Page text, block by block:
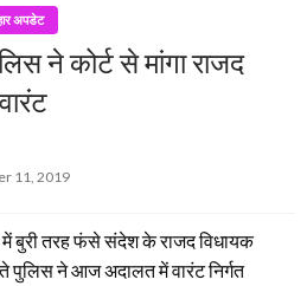
अपडेट
ने कोर्ट से मांगा राजद
11, 2019
बुरी तरह फंसे संदेश के राजद विधायक
पुलिस ने आज अदालत में वारंट निर्गत